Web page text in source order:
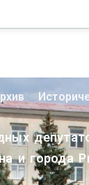
и города